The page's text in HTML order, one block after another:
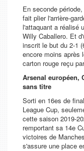
En seconde
fait plier l'arrière-
l'attaquant a réalisé
Willy Caballero. Et
inscrit le but du 2-1
encore moins après
carton rouge reçu
Arsenal européen,
sans titre
Sorti en 16es de
League Cup,
cette saison 2019-
remportant sa 14e
victoires de
s'assure une place